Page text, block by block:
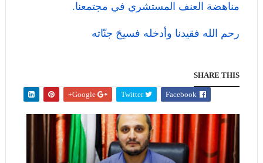
مناهضة العنف المستشري في مجتمعنا.
رحم الله فقيدنا وأدخله فسيحَ جنّاته
SHARE THIS
Facebook
Twitter
Google+